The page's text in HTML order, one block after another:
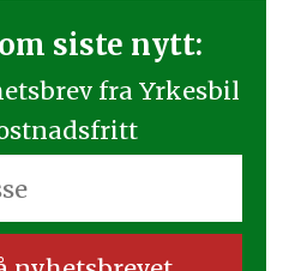
siste nytt:
fra Yrkesbil